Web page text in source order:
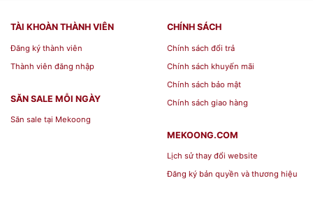
TÀI KHOÀN THÀNH VIÊN
Đăng ký thành viên
Thành viên đăng nhập
SĂN SALE MỖI NGÀY
Săn sale tại Mekoong
CHÍNH SÁCH
Chính sách đổi trả
Chính sách khuyến mãi
Chính sách bảo mật
Chính sách giao hàng
MEKOONG.COM
Lịch sử thay đổi website
Đăng ký bản quyền và thương hiệu